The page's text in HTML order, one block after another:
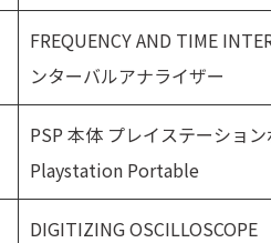
FREQUENCY AND TIME
ンターバルアナライザー
PSP 本体 プレイステーショ
Playstation Portable
DIGITIZING OSCILLOSCOPE